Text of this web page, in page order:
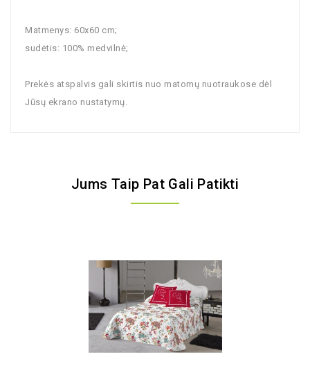
Matmenys: 60x60 cm;
sudėtis: 100% medvilnė;
Prekės atspalvis gali skirtis nuo matomų nuotraukose dėl
Jūsų ekrano nustatymų.
Jums Taip Pat Gali Patikti